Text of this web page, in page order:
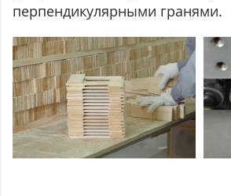
перпендикулярными гранями.